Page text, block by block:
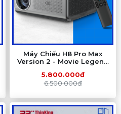
Máy Chiếu H8 Pro Max
Version 2 - Movie Legend
5.800.000đ
6.500.000đ